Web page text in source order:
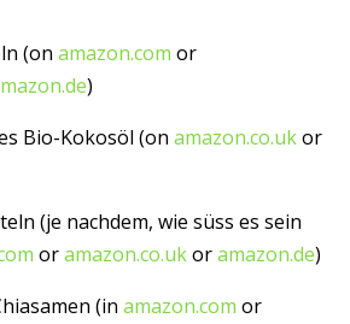
(on amazon.com or
)
Bio-Kokosöl (on amazon.co.ukor
(je nachdem, wie süss es sein
oramazon.co.ukoramazon.de)
(in amazon.com or